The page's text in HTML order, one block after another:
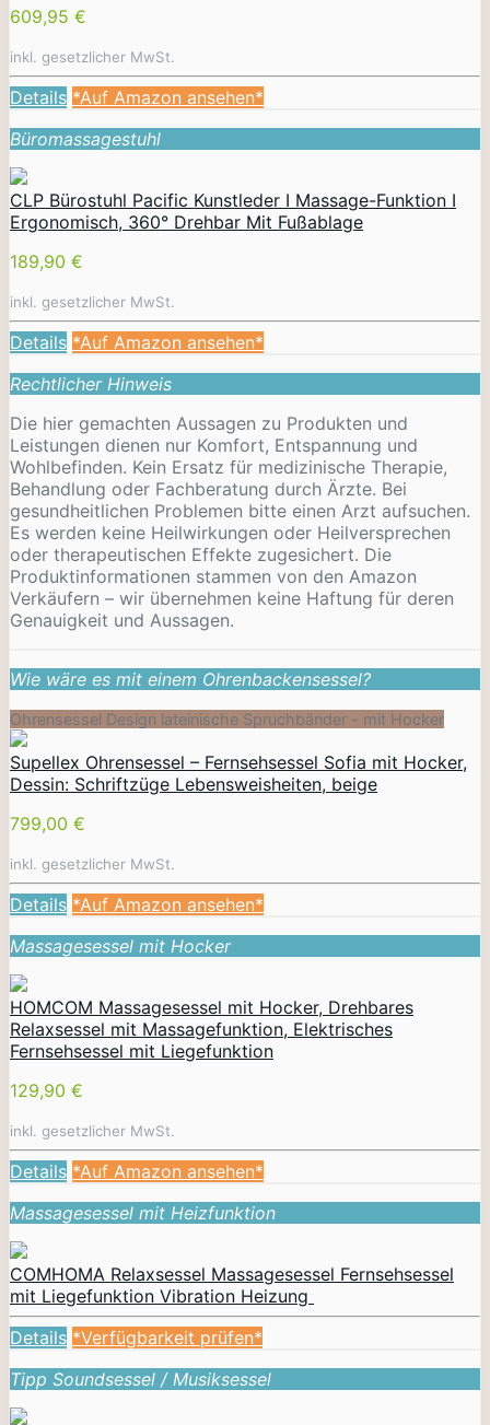
609,95 €
inkl. gesetzlicher MwSt.
Details *Auf Amazon ansehen*
Büromassagestuhl
CLP Bürostuhl Pacific Kunstleder I Massage-Funktion I
Ergonomisch, 360° Drehbar Mit Fußablage
189,90 €
inkl. gesetzlicher MwSt.
Details *Auf Amazon ansehen*
Rechtlicher Hinweis
Die hier gemachten Aussagen zu Produkten und
Leistungen dienen nur Komfort, Entspannung und
Wohlbefinden. Kein Ersatz für medizinische Therapie,
Behandlung oder Fachberatung durch Ärzte. Bei
gesundheitlichen Problemen bitte einen Arzt aufsuchen.
Es werden keine Heilwirkungen oder Heilversprechen
oder therapeutischen Effekte zugesichert. Die
Produktinformationen stammen von den Amazon
Verkäufern – wir übernehmen keine Haftung für deren
Genauigkeit und Aussagen.
Wie wäre es mit einem Ohrenbackensessel?
Ohrensessel Design lateinische Spruchbänder - mit Hocker
Supellex Ohrensessel – Fernsehsessel Sofia mit Hocker,
Dessin: Schriftzüge Lebensweisheiten, beige
799,00 €
inkl. gesetzlicher MwSt.
Details *Auf Amazon ansehen*
Massagesessel mit Hocker
HOMCOM Massagesessel mit Hocker, Drehbares
Relaxsessel mit Massagefunktion, Elektrisches
Fernsehsessel mit Liegefunktion
129,90 €
inkl. gesetzlicher MwSt.
Details *Auf Amazon ansehen*
Massagesessel mit Heizfunktion
COMHOMA Relaxsessel Massagesessel Fernsehsessel
mit Liegefunktion Vibration Heizung
Details *Verfügbarkeit prüfen*
Tipp Soundsessel / Musiksessel